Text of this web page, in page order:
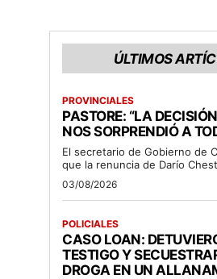
ÚLTIMOS
PROVINCIALES
PASTORE: “LA
NOS SORPRENDIÓ A
El secretario de Gobierno de
que la renuncia de Darío
03/08/2026
POLICIALES
CASO LOAN:
TESTIGO Y
DROGA EN UN